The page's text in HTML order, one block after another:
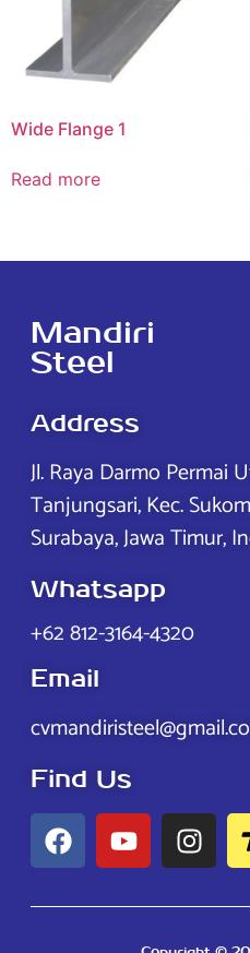
Wide Flange 1
Read more
Mandiri
Steel
Address
Jl. Raya Darmo Permai
Tanjungsari, Kec.
Surabaya, Jawa Timur,
Whatsapp
+62 812-3164-4320
Email
Find Us